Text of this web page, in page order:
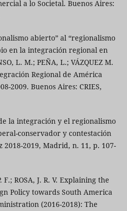
a lo Societal. Buenos Aires:
abierto” al “regionalismo
en la integración regional en
L. M.; PEÑA, L.; VÁZQUEZ M.
Regional de América
2009. Buenos Aires: CRIES,
la integración y el regionalismo
conservador y contestación
2019, Madrid, n. 11, p. 107-
F.; ROSA, J. R. V. Explaining the
Policy towards South America
(2016-2018): The